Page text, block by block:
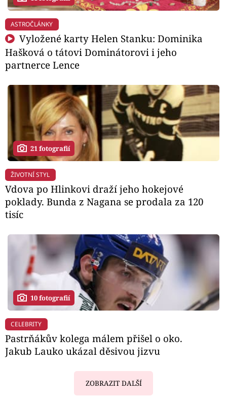
ASTROČLÁNKY
Vyložené karty Helen Stanku: Dominika
Hašková o tátovi Dominátorovi i jeho
partnerce Lence
21 fotografií
ŽIVOTNÍ STYL
Vdova po Hlinkovi draží jeho hokejové
poklady. Bunda z Nagana se prodala za 120
tisíc
10 fotografií
CELEBRITY
Pastrňákův kolega málem přišel o oko.
Jakub Lauko ukázal děsivou jizvu
ZOBRAZIT DALŠÍ